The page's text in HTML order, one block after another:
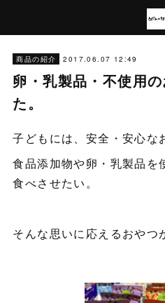
商品の紹介 2017.06.07 12:49
卵・乳製品・不使用
た。
子どもには、安全・安心な
食品添加物や卵・乳製品を
食べさせたい。
そんな思いに応えるおやつ